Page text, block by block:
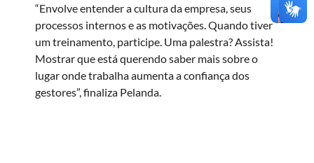
“Envolve entender a cultura da empresa, seus
processos internos e as motivações. Quando tiver
um treinamento, participe. Uma palestra? Assista!
Mostrar que está querendo saber mais sobre o
lugar onde trabalha aumenta a confiança dos
gestores”, finaliza Pelanda.